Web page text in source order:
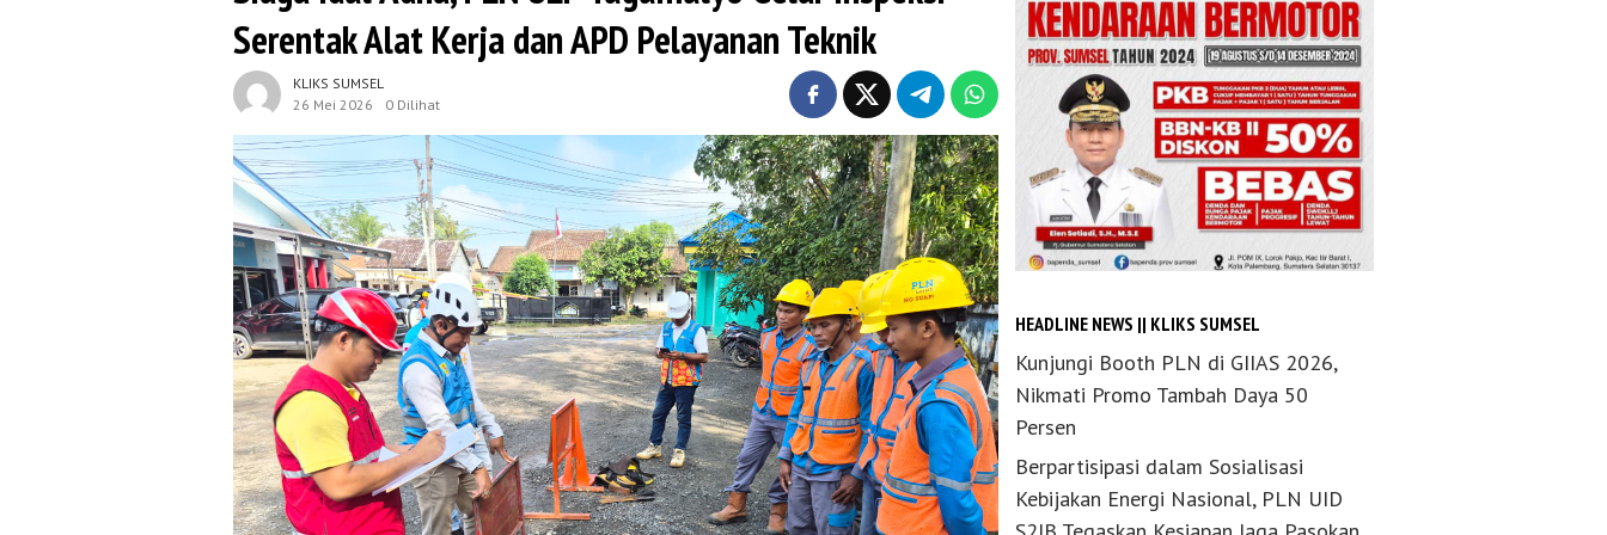
Serentak Alat Kerja dan APD Pelayanan Teknik
KLIKS SUMSEL
26 Mei 2026
0 Dilihat
HEADLINE NEWS || KLIKS SUMSEL
Kunjungi Booth PLN di GIIAS 2026,
Nikmati Promo Tambah Daya 50
Persen
Berpartisipasi dalam Sosialisasi
Kebijakan Energi Nasional, PLN UID